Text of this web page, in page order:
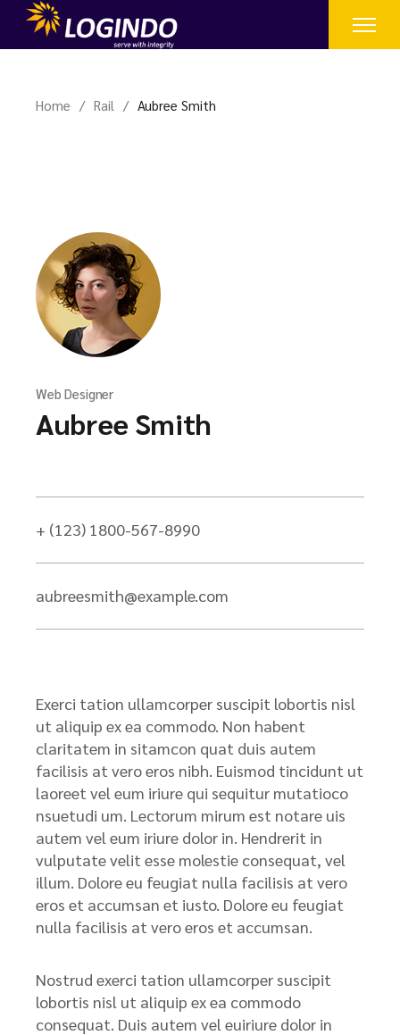
Home Rail Aubree Smith
Web Designer
Aubree Smith
+ (123) 1800-567-8990
aubreesmith@example.com
Exerci tation ullamcorper suscipit lobortis nisl
ut aliquip ex ea commodo. Non habent
claritatem in sitamcon quat duis autem
facilisis at vero eros nibh. Euismod tincidunt ut
laoreet vel eum iriure qui sequitur mutatioco
nsuetudi um. Lectorum mirum est notare uis
autem vel eum iriure dolor in. Hendrerit in
vulputate velit esse molestie consequat, vel
illum. Dolore eu feugiat nulla facilisis at vero
eros et accumsan et iusto. Dolore eu feugiat
nulla facilisis at vero eros et accumsan.
Nostrud exerci tation ullamcorper suscipit
lobortis nisl ut aliquip ex ea commodo
consequat. Duis autem vel euiriure dolor in